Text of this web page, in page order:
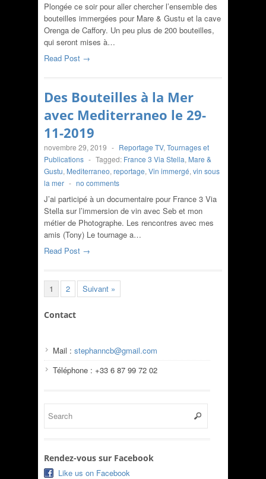
Plongée ce soir pour aller chercher l’ensemble des
bouteilles immergées pour Mare & Gustu et la cave
Orenga de Caffory. Un peu plus de 200 bouteilles,
qui seront mises à…
Read Post →
Des Bouteilles à la Mer
avec Mediterraneo le 29-
11-2019
novembre 29, 2019 - Reportage TV, Tournages et
Publications - Tagged: France 3 Via Stella, Mare &
Gustu, Mediterraneo, reportage, Vin immergé, vin sous
la mer - no comments
J’ai participé à un documentaire pour France 3 Via
Stella sur l’immersion de vin avec Seb et mon
métier de Photographe. Les rencontres avec mes
amis (Tony) Le tournage a…
Read Post →
1 2 Suivant »
Contact
Mail : stephanncb@gmail.com
Téléphone : +33 6 87 99 72 02
Rendez-vous sur Facebook
Like us on Facebook